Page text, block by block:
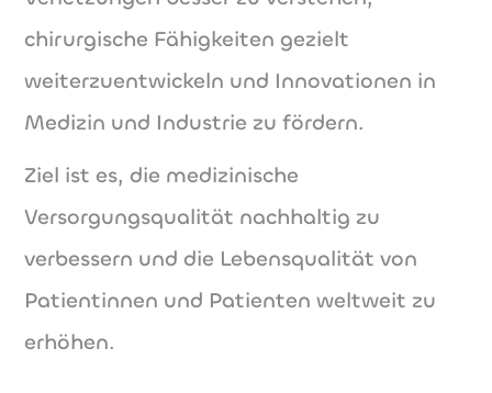
chirurgische Fähigkeiten gezielt
weiterzuentwickeln und Innovationen in
Medizin und Industrie zu fördern.
Ziel ist es, die medizinische
Versorgungsqualität nachhaltig zu
verbessern und die Lebensqualität von
Patientinnen und Patienten weltweit zu
erhöhen.